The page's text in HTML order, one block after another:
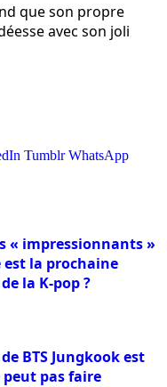
que son propre
avec son joli
Tumblr WhatsApp
« impressionnants »
est la prochaine
la K-pop ?
BTS Jungkook est
pas faire